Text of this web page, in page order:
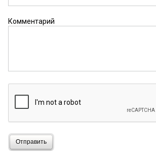
Комментарий
Отправить